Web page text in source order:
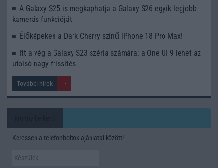
A Galaxy S25 is megkaphatja a Galaxy S26 egyik legjobb
kamerás funkcióját
Élőképeken a Dark Cherry színű iPhone 18 Pro Max!
Itt a vég a Galaxy S23 széria számára: a One UI 9 lehet az
utolsó nagy frissítés
További hírek
Keressen a telefonboltok ajánlatai között!